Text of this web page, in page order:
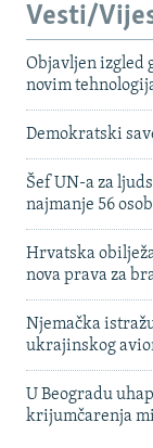
Vesti/
Objavljen izgled
novim
Demokratski
Šef UN-a za
najmanje 56
Hrvatska
nova prava za
Njemačka
ukrajinskog
U Beogradu
krijumčarenja